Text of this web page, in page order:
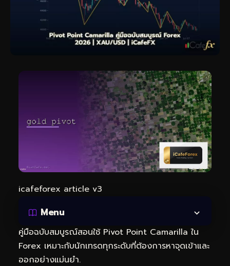
icafeforex article v3
Menu
คู่มือฉบับสมบูรณ์สอนใช้ Pivot Point Camarilla ใน
Forex เหมาะกับนักเทรดทุกระดับที่ต้องการหาจุดเข้าและ
ออกอย่างแม่นยำ.